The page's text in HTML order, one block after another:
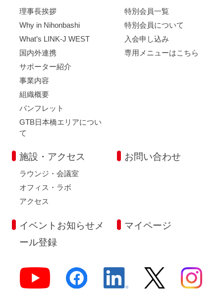
理事長挨拶
Why in Nihonbashi
What’s LINK-J WEST
国内外連携
サポーター紹介
事業内容
組織概要
パンフレット
GTB日本橋エリアについ
て
特別会員一覧
特別会員について
入会申し込み
専用メニューはこちら
施設・アクセス
ラウンジ・会議室
オフィス・ラボ
アクセス
お問い合わせ
イベントお知らせメ
ール登録
マイページ